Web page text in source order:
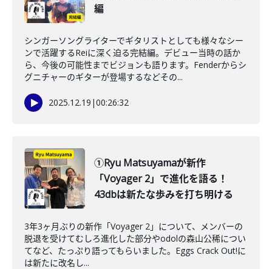
編
シンガーソングライターでギタリストとしても様々なシー
ンで活躍するReiに深く迫る完結編。デビュー当時の話か
ら、今後の可能性までビジョンも語ります。Fenderからシ
グニチャーのギターが登場するなどその...
2025.12.19 |00:26:32
①Ryu Matsuyamaが新作
「Voyager 2」で進化を語る！
43dbは新たな歩みを打ち明ける
3年3ヶ月ぶりの新作「Voyager 2」について、メンバーの
脱退を受けてむしろ進化した部分やodolの森山公稀につい
てなど、たっぷり語ってもらいました。Eggs Crack Out!に
は新たに改名し...